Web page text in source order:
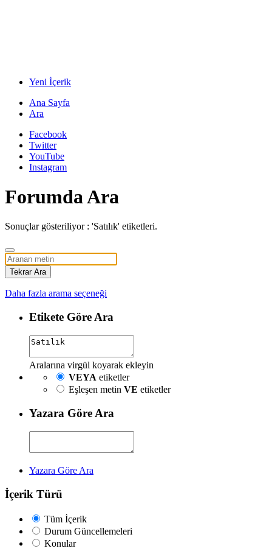
Yeni İçerik
Ana Sayfa
Ara
Facebook
Twitter
YouTube
Instagram
Forumda Ara
Sonuçlar gösteriliyor : 'Satılık' etiketleri.
Tekrar Ara
Daha fazla arama seçeneği
Etikete Göre Ara
Aralarına virgül koyarak ekleyin
VEYA etiketler
Eşleşen metin VE etiketler
Yazara Göre Ara
Yazara Göre Ara
İçerik Türü
Tüm İçerik
Durum Güncellemeleri
Konular